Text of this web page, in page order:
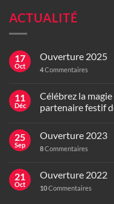
ACTUALITÉ
17
Oct
Ouverture 2025
4Commentaires
11
Déc
Célébrez la
partenaire festif
25
Sep
Ouverture 2023
8Commentaires
21
Oct
Ouverture 2022
10Commentaires